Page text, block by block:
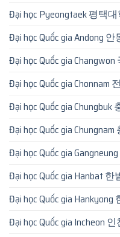
Đại học Pyeongtaek 평택
Đại học Quốc gia Andong
Đại học Quốc gia
Đại học Quốc gia Chonnam
Đại học Quốc gia Chungbuk
Đại học Quốc gia
Đại học Quốc gia
Đại học Quốc gia Hanbat
Đại học Quốc gia
Đại học Quốc gia Incheon